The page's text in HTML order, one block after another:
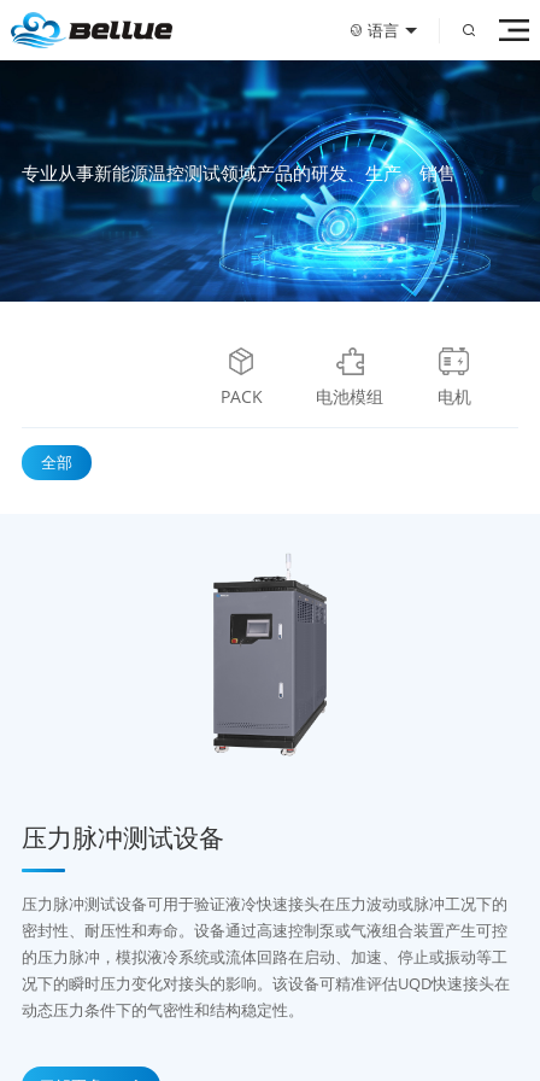
语言
专业从事新能源温控测试领域产品的研发、生产、销售
PACK 电池模组 电机
全部
压力脉冲测试设备
压力脉冲测试设备可用于验证液冷快速接头在压力波动或脉冲工况下的
密封性、耐压性和寿命。设备通过高速控制泵或气液组合装置产生可控
的压力脉冲，模拟液冷系统或流体回路在启动、加速、停止或振动等工
况下的瞬时压力变化对接头的影响。该设备可精准评估UQD快速接头在
动态压力条件下的气密性和结构稳定性。